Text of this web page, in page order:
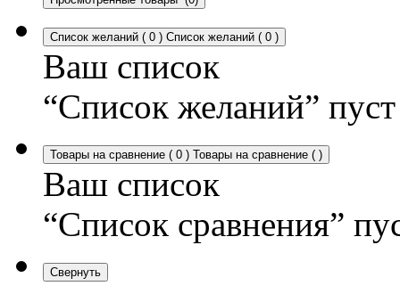
Список желаний ( 0 ) Список желаний ( 0 )
Ваш список
“Список желаний” пуст
Товары на сравнение ( 0 ) Товары на сравнение ( )
Ваш список
“Список сравнения”
Свернуть